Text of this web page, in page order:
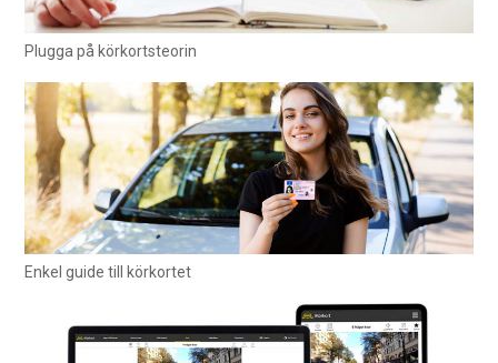
Plugga på körkortsteorin
Enkel guide till körkortet